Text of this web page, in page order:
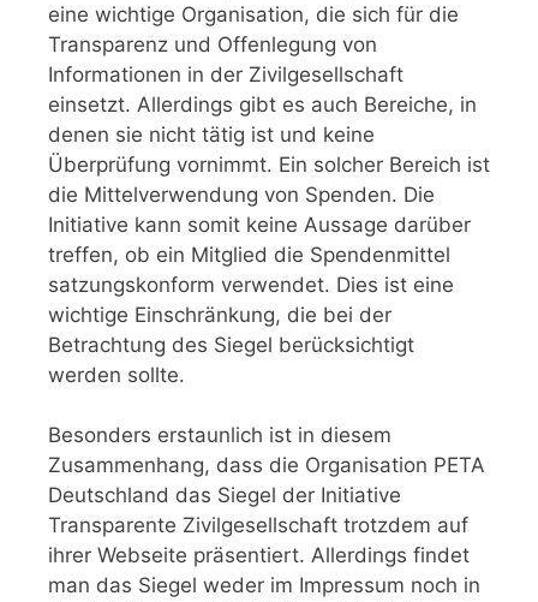
eine wichtige Organisation, die sich für die
Transparenz und Offenlegung von
Informationen in der Zivilgesellschaft
einsetzt. Allerdings gibt es auch Bereiche, in
denen sie nicht tätig ist und keine
Überprüfung vornimmt. Ein solcher Bereich ist
die Mittelverwendung von Spenden. Die
Initiative kann somit keine Aussage darüber
treffen, ob ein Mitglied die Spendenmittel
satzungskonform verwendet. Dies ist eine
wichtige Einschränkung, die bei der
Betrachtung des Siegel berücksichtigt
werden sollte.
Besonders erstaunlich ist in diesem
Zusammenhang, dass die Organisation PETA
Deutschland das Siegel der Initiative
Transparente Zivilgesellschaft trotzdem auf
ihrer Webseite präsentiert. Allerdings findet
man das Siegel weder im Impressum noch in